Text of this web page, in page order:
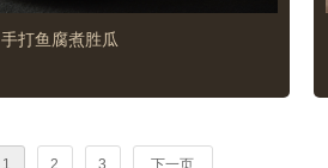
手打鱼腐煮胜瓜
1 2 3 下一页